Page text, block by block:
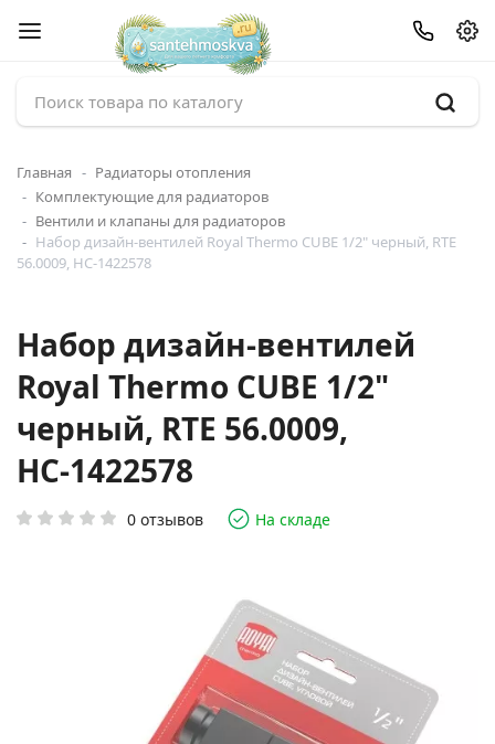
Главная
Радиаторы отопления
Комплектующие для радиаторов
Вентили и клапаны для радиаторов
Набор дизайн-вентилей Royal Thermo CUBE 1/2" черный, RTE
56.0009, НС-1422578
Набор дизайн-вентилей
Royal Thermo CUBE 1/2"
черный, RTE 56.0009,
НС-1422578
0 отзывов На складе